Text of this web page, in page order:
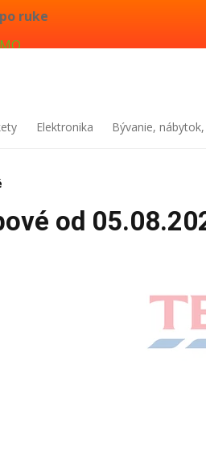
ruke
Elektronika Bývanie,
od